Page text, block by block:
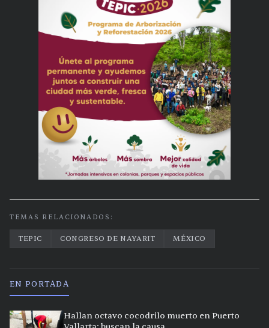
TEMAS RELACIONADOS:
TEPIC CONGRESO DE NAYARIT MÉXICO
EN PORTADA
Hallan octavo cocodrilo muerto en Puerto